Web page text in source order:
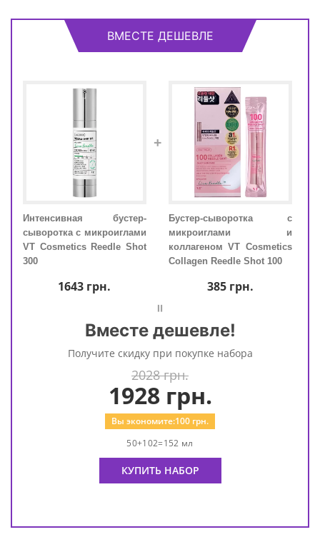
ВМЕСТЕ ДЕШЕВЛЕ
Интенсивная бустер-
сыворотка с микроиглами
VT Cosmetics Reedle Shot
300
1643 грн.
+
Бустер-сыворотка с
микроиглами и
коллагеном VT Cosmetics
Collagen Reedle Shot 100
385грн.
=
Вместе дешевле!
Получите скидку при покупке набора
2028 грн.
1928 грн.
Вы экономите:100 грн.
50+102=152 мл
КУПИТЬ НАБОР